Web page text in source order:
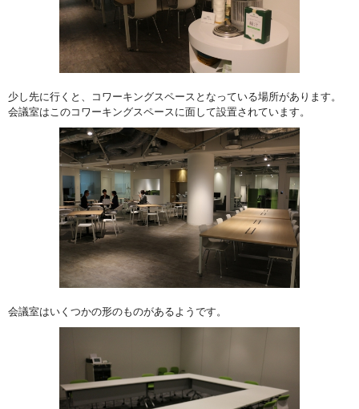
少し先に行くと、コワーキングスペースとなっている場所があります。
会議室はこのコワーキングスペースに面して設置されています。
会議室はいくつかの形のものがあるようです。